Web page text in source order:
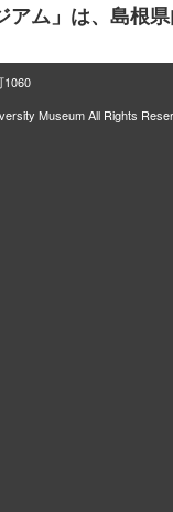
アム」は、島根
1060
Museum All Rights